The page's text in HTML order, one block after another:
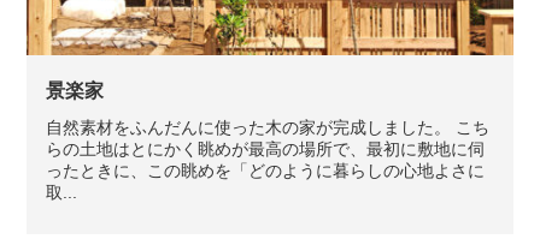
景楽家
自然素材をふんだんに使った木の家が完成しました。 こち
らの土地はとにかく眺めが最高の場所で、最初に敷地に伺
ったときに、この眺めを「どのように暮らしの心地よさに
取...